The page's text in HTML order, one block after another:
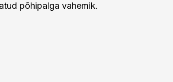
põhipalga vahemik.